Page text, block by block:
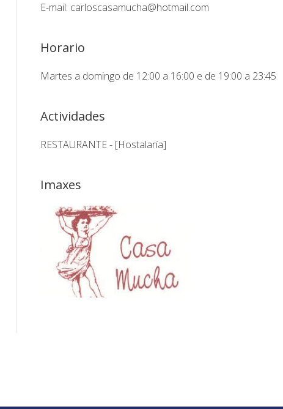
E-mail: carloscasamucha@hotmail.com
Horario
Martes a domingo de 12:00 a 16:00 e de 19:00 a 23:45
Actividades
RESTAURANTE - [Hostalaría]
Imaxes